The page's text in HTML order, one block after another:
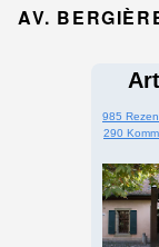
AV.
985
290